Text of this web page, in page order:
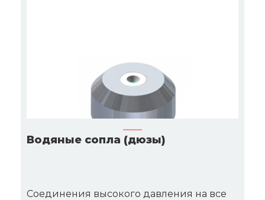
Водяные сопла (дюзы)
Соединения высокого давления на все